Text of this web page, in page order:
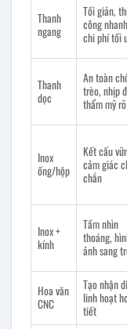
Thanh
ngang
Tối giản,
công
chi phí tối
Thanh
dọc
An toàn
trèo, nhịp
thẩm mỹ rõ
Inox
ống/hộp
Kết cấu
cảm giác
chắn
Inox +
kính
Tầm nhìn
thoáng,
ảnh sang
Hoa văn
CNC
Tạo nhận
linh hoạt
tiết